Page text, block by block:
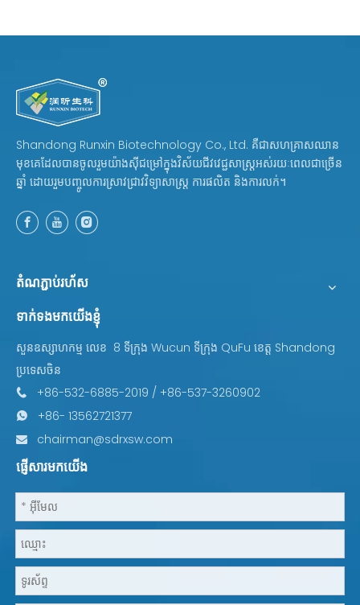
Shandong Runxin Biotechnology Co., Ltd. គឺជាសហគ្រាសឈាន
មុខគេដែលបានចូលរួមយ៉ាងស៊ីជម្រៅក្នុងវិស័យជីវវេជ្ជសាស្ត្រអស់រយៈពេលជាច្រើន
ឆ្នាំ ដោយរួមបញ្ចូលការស្រាវជ្រាវវិទ្យាសាស្ត្រ ការផលិត និងការលក់។
តំណភ្ជាប់រហ័ស
ទាក់ទងមកយើងខ្ញុំ
សួនឧស្សាហកម្ម លេខ
8 ទីក្រុង Wucun ទីក្រុង QuFu ខេត្ត Shandong
ប្រទេសចិន
 +86-532-6885-2019 / +86-537-3260902
 +86- 13562721377
 chairman@sdrxsw.com
ផ្ញើសារមកយើង